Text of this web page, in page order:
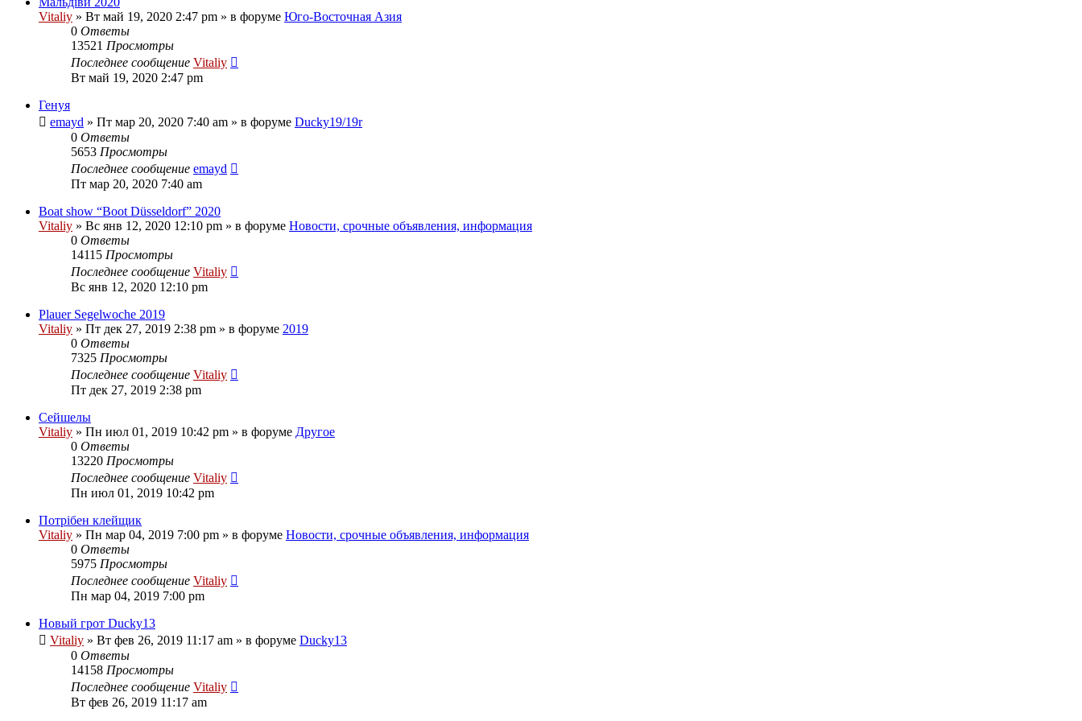
Vitaliy » Вт май 19, 2020 2:47 pm » в форуме Юго-Восточная Азия
0 Ответы
13521 Просмотры
Последнее сообщение Vitaliy
Вт май 19, 2020 2:47 pm
Генуя
emayd » Пт мар 20, 2020 7:40 am » в форуме Ducky19/19r
0 Ответы
5653 Просмотры
Последнее сообщение emayd
Пт мар 20, 2020 7:40 am
Boat show “Boot Düsseldorf” 2020
Vitaliy » Вс янв 12, 2020 12:10 pm » в форуме Новости, срочные объявления, информация
0 Ответы
14115 Просмотры
Последнее сообщение Vitaliy
Вс янв 12, 2020 12:10 pm
Plauer Segelwoche 2019
Vitaliy » Пт дек 27, 2019 2:38 pm » в форуме 2019
0 Ответы
7325 Просмотры
Последнее сообщение Vitaliy
Пт дек 27, 2019 2:38 pm
Сейшелы
Vitaliy » Пн июл 01, 2019 10:42 pm » в форуме Другое
0 Ответы
13220 Просмотры
Последнее сообщение Vitaliy
Пн июл 01, 2019 10:42 pm
Потрібен клейщик
Vitaliy » Пн мар 04, 2019 7:00 pm » в форуме Новости, срочные объявления, информация
0 Ответы
5975 Просмотры
Последнее сообщение Vitaliy
Пн мар 04, 2019 7:00 pm
Новый грот Ducky13
Vitaliy » Вт фев 26, 2019 11:17 am » в форуме Ducky13
0 Ответы
14158 Просмотры
Последнее сообщение Vitaliy
Вт фев 26, 2019 11:17 am